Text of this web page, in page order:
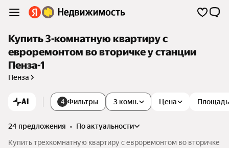
Купить 3-комнатную квартиру с
евроремонтом во вторичке у станции
Пенза-1
Пенза
AI 4 Фильтры 3 комн. Цена Площадь
24 предложения •
по актуальности
Купить трехкомнатную квартиру с евроремонтом во вторичке